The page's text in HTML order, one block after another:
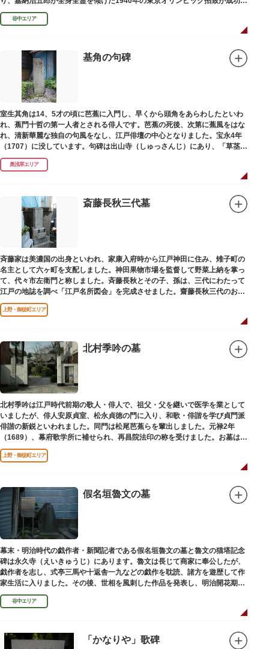
（のちに返上）した、1936年に制作されました。
朝倉文夫は、1907～1910年ころに嘉納と知り合ったと推察されます。その
後も縁があり、嘉納の人柄や骨格などを熟知していた朝倉は、嘉納の海外出
ポーズは、嘉納の柔道家としての「不動の姿勢」を意識したと思われます。
谷中エリア
基角の句碑
室生其角は14、5才の頃に芭蕉に入門し、早くから頭角をあらわしたといわ
れ、蕉門十哲の第一人者とされる俳人です。芭蕉の死後、次第に蕉風をはな
れ、清新華麗な独自の句風をなし、江戸俳壇の中心となりました。宝永4年
（1707）に没しています。句碑は出山寺（しゅっさんじ）にあり、「草茎を
つつむ葉もなき 雲間哉」と刻まれています。
奥浅草エリア
斎藤長秋三代墓
斉藤家は美濃国の出身といわれ、家康入府時から江戸神田に住み、雉子町の
名主として六ヶ町を支配しました。神田果物市場を監督して野菜上納を掌っ
て、代々市左衛門と称しました。斉藤長秋とその子、孫は、三代にわたって
江戸の地誌を調べ「江戸名所図会」を完成させました。齋藤長秋三代のお墓
は法善寺（ほうぜんじ）にあります。
上野・御徒町エリア
北村季吟の墓
北村季吟は江戸時代前期の歌人・俳人で、祖父・父を継いで医学を業として
いましたが、俳人安原貞室、松永貞徳の門に入り、和歌・俳諧を学び貞門派
俳諧の新鋭といわれました。同門は松尾芭蕉らを輩出しました。元禄2年
（1689）、幕府歌学所に補せられ、再昌院法印の称を受けました。お墓は正
慶寺（しょうけいじ）にあります。
上野・御徒町エリア
假名垣魯文の墓
幕末・明治時代の戯作者・新聞記者である假名垣魯文の墓と魯文の猫塔記念
碑は永久寺（えいきゅうじ）にあります。魯文は長じて商家に奉公したが、
戯作者を志し、式亭三馬や十返舎一九などの戯作を耽読、諸方を遊歴して作
家生活に入りました。その後、世相を風刺した作品を発表し、明治開花期の
花形作家となりました。墓石には、聖観音を線刻した板碑がはめ込まれてい
ます。谷中エリア
「かなりや」歌碑